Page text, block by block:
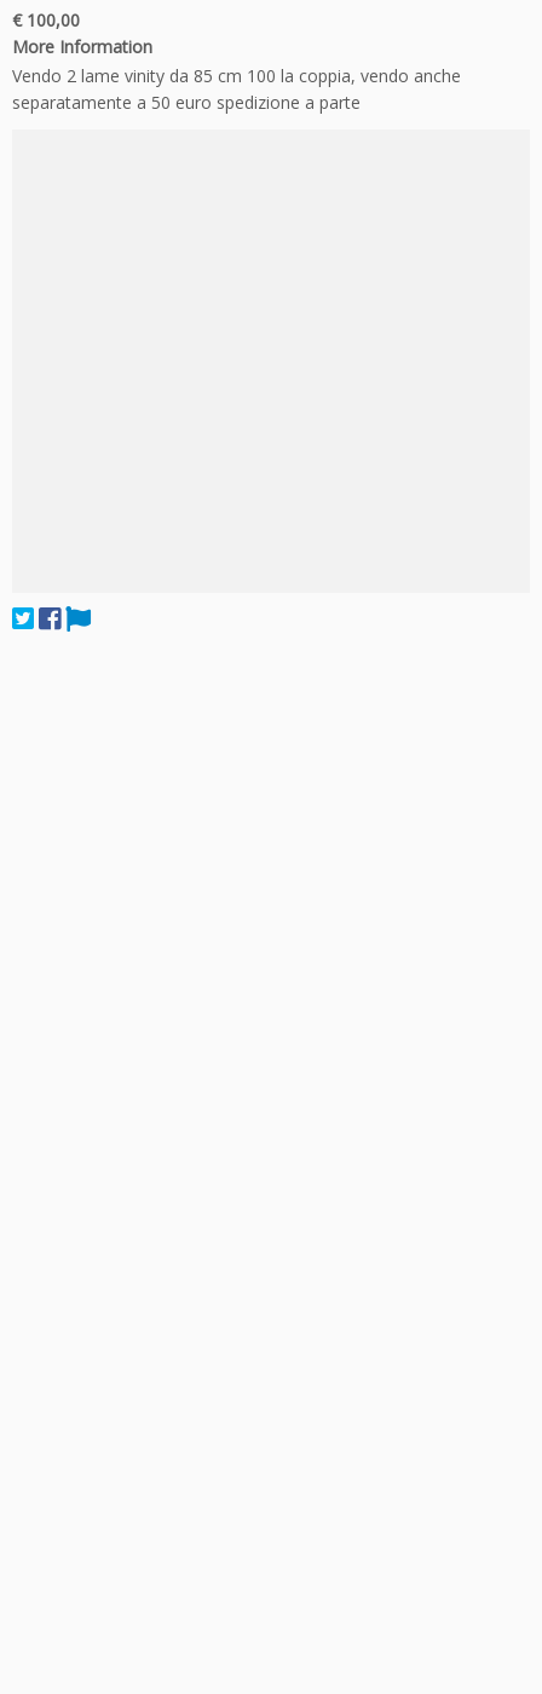
€ 100,00
More Information
Vendo 2 lame vinity da 85 cm 100 la coppia, vendo anche
separatamente a 50 euro spedizione a parte